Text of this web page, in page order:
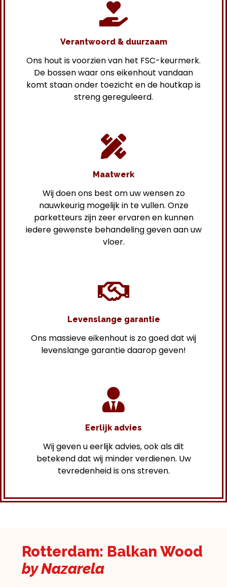
Verantwoord & duurzaam
Ons hout is voorzien van het FSC-keurmerk.
De bossen waar ons eikenhout vandaan
komt staan onder toezicht en de houtkap is
streng gereguleerd.
Maatwerk
Wij doen ons best om uw wensen zo
nauwkeurig mogelijk in te vullen. Onze
parketteurs zijn zeer ervaren en kunnen
iedere gewenste behandeling geven aan uw
vloer.
Levenslange garantie
Ons massieve eikenhout is zo goed dat wij
levenslange garantie daarop geven!
Eerlijk advies
Wij geven u eerlijk advies, ook als dit
betekend dat wij minder verdienen. Uw
tevredenheid is ons streven.
Rotterdam: Balkan Wood
by Nazarela